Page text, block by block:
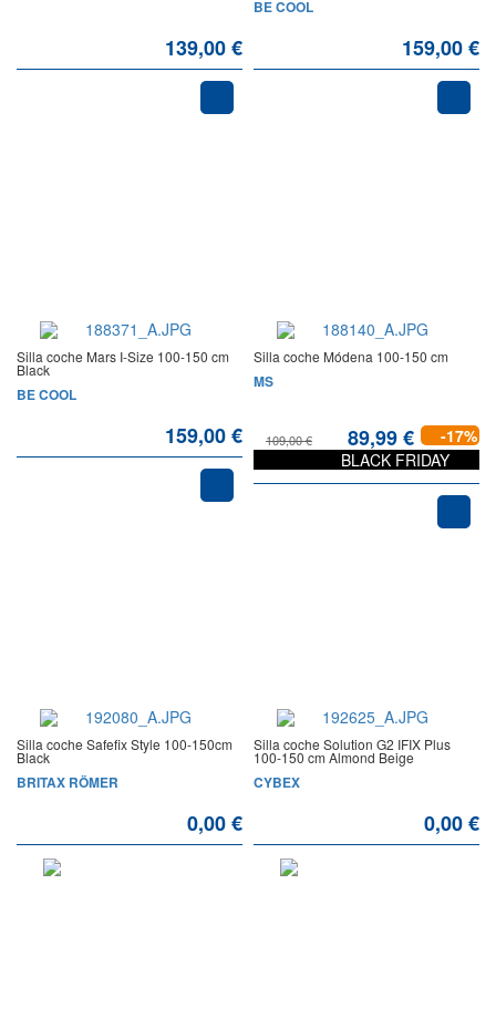
139,00 €
BE COOL
159,00 €
Silla coche Mars I-Size 100-150 cm
Black
BE COOL
159,00 €
Silla coche Módena 100-150 cm
MS
109,00 € 89,99 €
-17%
BLACK FRIDAY
Silla coche Safefix Style 100-150cm
Black
BRITAX RÖMER
0,00 €
Silla coche Solution G2 IFIX Plus
100-150 cm Almond Beige
CYBEX
0,00 €